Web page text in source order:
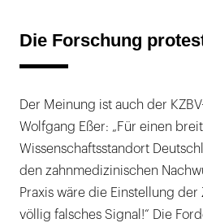
Die Forschung
Der Meinung ist auch der
Wolfgang Eßer: „Für einen
Wissenschaftsstandort
den zahnmedizinischen
Praxis wäre die Einstellung der
völlig falsches Signal!“ Die